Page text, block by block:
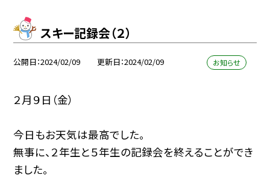
スキー記録会（２）
公開日 2024/02/09 更新日 2024/02/09 お知らせ
２月９日（金）
今日もお天気は最高でした。
無事に、２年生と５年生の記録会を終えることができ
ました。